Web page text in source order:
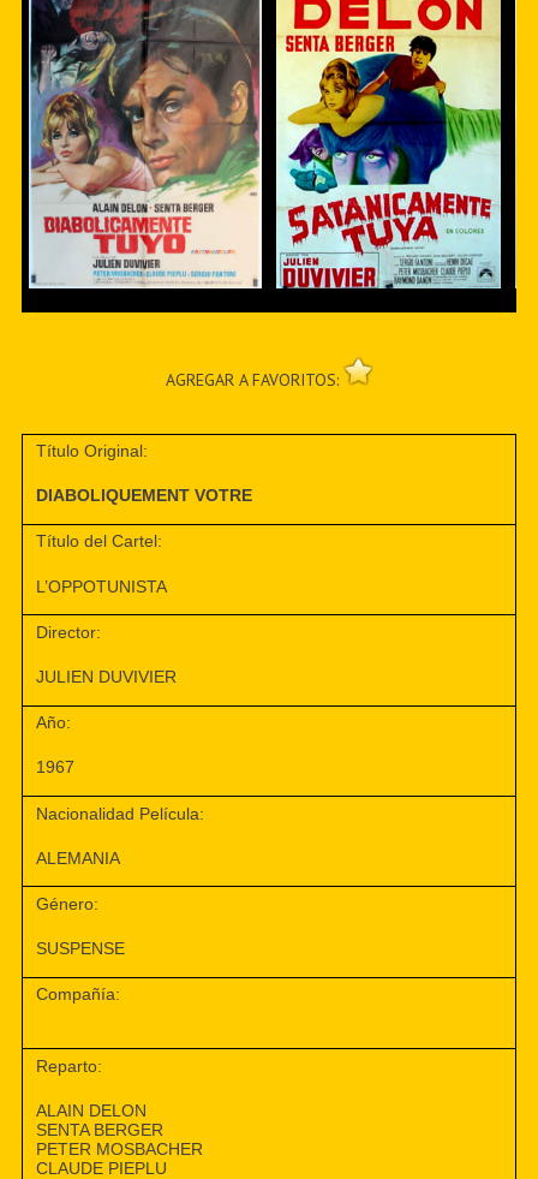
AGREGAR A FAVORITOS:
Título Original:
DIABOLIQUEMENT VOTRE
Título del Cartel:
L’OPPOTUNISTA
Director:
JULIEN DUVIVIER
Año:
1967
Nacionalidad Película:
ALEMANIA
Género:
SUSPENSE
Compañía:
Reparto:
ALAIN DELON
SENTA BERGER
PETER MOSBACHER
CLAUDE PIEPLU